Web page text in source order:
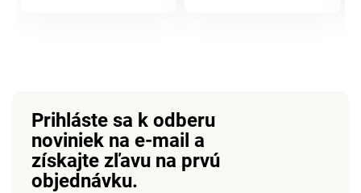
Prihláste sa k odberu
noviniek na e-mail a
získajte zľavu na prvú
objednávku.